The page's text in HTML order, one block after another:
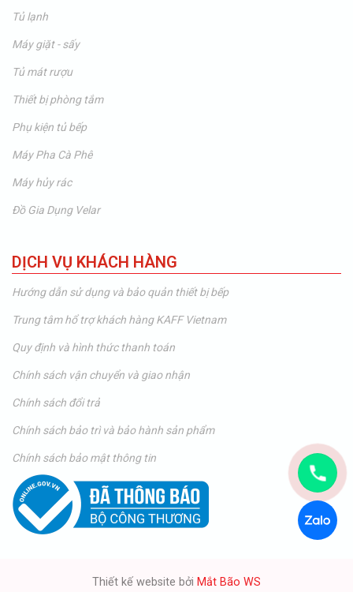
Tủ lạnh
Máy giặt - sấy
Tủ mát rượu
Thiết bị phòng tắm
Phụ kiện tủ bếp
Máy Pha Cà Phê
Máy hủy rác
Đồ Gia Dụng Velar
DỊCH VỤ KHÁCH HÀNG
Hướng dẫn sử dụng và bảo quản thiết bị bếp
Trung tâm hổ trợ khách hàng KAFF Vietnam
Quy định và hình thức thanh toán
Chính sách vận chuyển và giao nhận
Chính sách đổi trả
Chính sách bảo trì và bảo hành sản phẩm
Chính sách bảo mật thông tin
Thiết kế website bởi Mắt Bão WS